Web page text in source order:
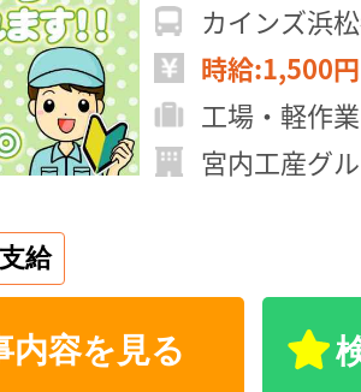
カインズ浜
時給:1,500
工場・軽作業
宮内工産グ
給
内容を見る